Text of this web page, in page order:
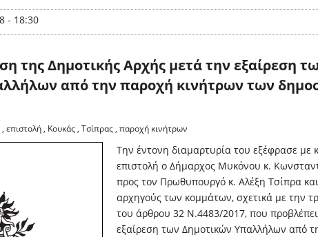
- 18:30
της Δημοτικής Αρχής μετά την εξαίρεση
από την παροχή κινήτρων των
, επιστολή , Κουκάς , Τσίπρας , παροχή κινήτρων
Την έντονη διαμαρτυρία του εξέφρασε με
επιστολή ο Δήμαρχος Μυκόνου κ.
προς τον Πρωθυπουργό κ. Αλέξη Τσίπρα
αρχηγούς των κομμάτων, σχετικά με την
του άρθρου 32 Ν.4483/2017, που
εξαίρεση των Δημοτικών Υπαλλήλων από